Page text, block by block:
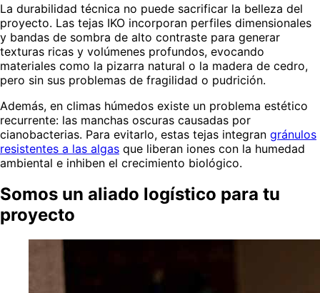
La durabilidad técnica no puede sacrificar la belleza del
proyecto. Las tejas IKO incorporan perfiles dimensionales
y bandas de sombra de alto contraste para generar
texturas ricas y volúmenes profundos, evocando
materiales como la pizarra natural o la madera de cedro,
pero sin sus problemas de fragilidad o pudrición.
Además, en climas húmedos existe un problema estético
recurrente: las manchas oscuras causadas por
cianobacterias. Para evitarlo, estas tejas integran gránulos
resistentes a las algas que liberan iones con la humedad
ambiental e inhiben el crecimiento biológico.
Somos un aliado logístico para tu
proyecto